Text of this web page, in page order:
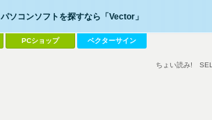
パソコンソフトを探すなら「Vector」
PCショップ ベクターサイン
ちょい読み!